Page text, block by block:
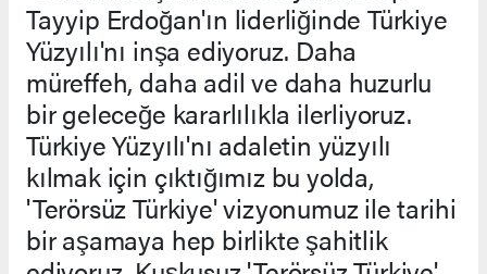
Tayyip Erdoğan'ın liderliğinde Türkiye
Yüzyılı'nı inşa ediyoruz. Daha
müreffeh, daha adil ve daha huzurlu
bir geleceğe kararlılıkla ilerliyoruz.
Türkiye Yüzyılı'nı adaletin yüzyılı
kılmak için çıktığımız bu yolda,
'Terörsüz Türkiye' vizyonumuz ile tarihi
bir aşamaya hep birlikte şahitlik